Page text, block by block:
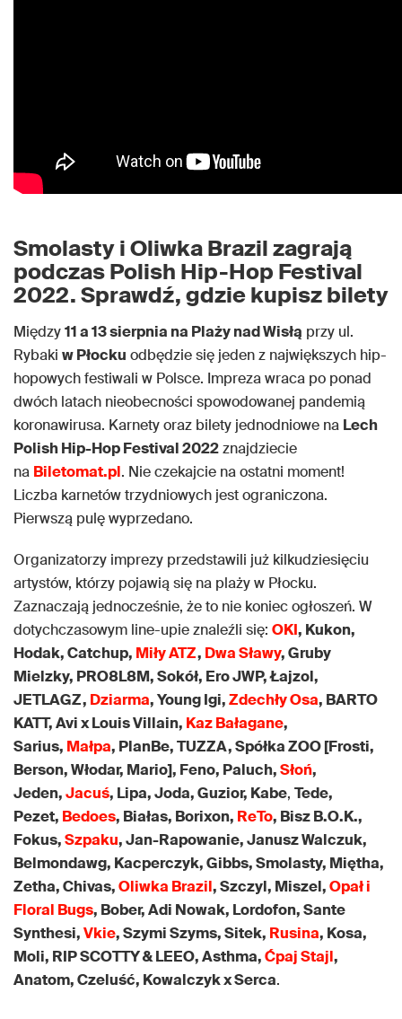
Smolasty i Oliwka Brazil zagrają
podczas Polish Hip-Hop Festival
2022. Sprawdź, gdzie kupisz bilety
Między11 a 13 sierpnia na Plaży nad Wisłą przy ul.
Rybaki w Płocku odbędzie się jeden z największych hip-
hopowych festiwali w Polsce. Impreza wraca po ponad
dwóch latach nieobecności spowodowanej pandemią
koronawirusa. Karnety oraz bilety jednodniowe na Lech
Polish Hip-Hop Festival 2022znajdziecie
na Biletomat.pl. Nie czekajcie na ostatni moment!
Liczba karnetów trzydniowych jest ograniczona.
Pierwszą pulę wyprzedano.
Organizatorzy imprezy przedstawili już kilkudziesięciu
artystów, którzy pojawią się na plaży w Płocku.
Zaznaczają jednocześnie, że to nie koniec ogłoszeń. W
dotychczasowym line-upie znaleźli się: OKI, Kukon,
Hodak, Catchup, Miły ATZ, Dwa Sławy, Gruby
Mielzky, PRO8L8M, Sokół, Ero JWP, Łajzol,
JETLAGZ, Dziarma, Young Igi,Zdechły Osa, BARTO
KATT, Avi x Louis Villain, Kaz Bałagane,
Sarius, Małpa, PlanBe, TUZZA, Spółka ZOO [Frosti,
Berson, Włodar, Mario], Feno, Paluch,Słoń,
Jeden,Jacuś, Lipa, Joda, Guzior, Kabe, Tede,
Pezet, Bedoes, Białas, Borixon, ReTo, Bisz B.O.K.,
Fokus,Szpaku, Jan-Rapowanie, Janusz Walczuk,
Belmondawg, Kacperczyk, Gibbs, Smolasty, Miętha,
Zetha, Chivas,Oliwka Brazil, Szczyl, Miszel,Opał i
Floral Bugs, Bober, Adi Nowak, Lordofon, Sante
Synthesi,Vkie, Szymi Szyms, Sitek, Rusina, Kosa,
Moli, RIP SCOTTY & LEEO, Asthma,Ćpaj Stajl,
Anatom, Czeluść, Kowalczyk x Serca.